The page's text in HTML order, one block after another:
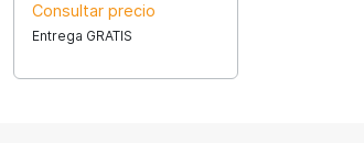
Consultar precio
Entrega GRATIS